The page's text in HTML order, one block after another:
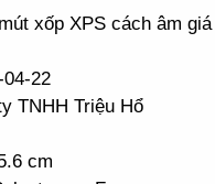
xốp XPS cách âm
22
TNHH Triệu Hổ
cm